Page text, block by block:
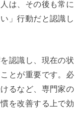
は、その後も常に
」行動だと認識し
認識し、現在の状
とが重要です。必
るなど、専門家の
を改善する上で効